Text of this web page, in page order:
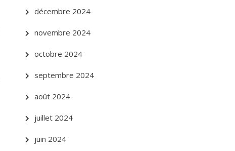
décembre 2024
novembre 2024
octobre 2024
septembre 2024
août 2024
juillet 2024
juin 2024